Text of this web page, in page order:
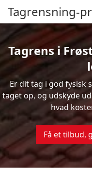
Tagrensning-
Tagrens i
Er dit tag i god fysisk
taget op, og udskyde
hvad
Få et tilbud,